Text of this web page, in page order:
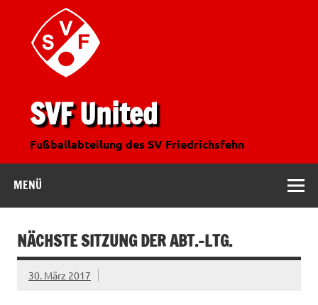
SVF United
Fußballabteilung des SV Friedrichsfehn
MENÜ
NÄCHSTE SITZUNG DER ABT.-LTG.
30. März 2017